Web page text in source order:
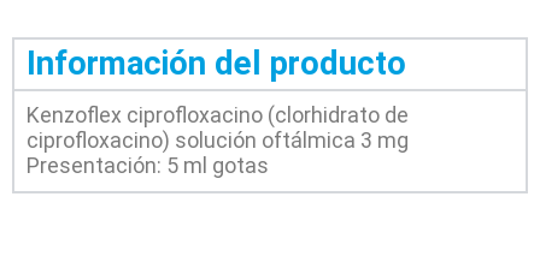
Información del producto
Kenzoflex ciprofloxacino (clorhidrato de
ciprofloxacino) solución oftálmica 3 mg
Presentación: 5 ml gotas